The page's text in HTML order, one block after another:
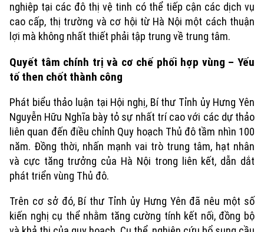
nghiệp tại các đô thị vệ tinh có thể tiếp cận các dịch vụ
cao cấp, thị trường và cơ hội từ Hà Nội một cách thuận
lợi mà không nhất thiết phải tập trung về trung tâm.
Quyết tâm chính trị và cơ chế phối hợp vùng – Yếu
tố then chốt thành công
Phát biểu thảo luận tại Hội nghị, Bí thư Tỉnh ủy Hưng Yên
Nguyễn Hữu Nghĩa bày tỏ sự nhất trí cao với các dự thảo
liên quan đến điều chỉnh Quy hoạch Thủ đô tầm nhìn 100
năm. Đồng thời, nhấn mạnh vai trò trung tâm, hạt nhân
và cực tăng trưởng của Hà Nội trong liên kết, dẫn dắt
phát triển vùng Thủ đô.
Trên cơ sở đó, Bí thư Tỉnh ủy Hưng Yên đã nêu một số
kiến nghị cụ thể nhằm tăng cường tính kết nối, đồng bộ